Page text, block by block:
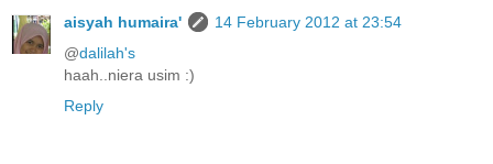
aisyah humaira'
14 February 2012 at 23:54
@dalilah's
haah..niera usim :)
Reply